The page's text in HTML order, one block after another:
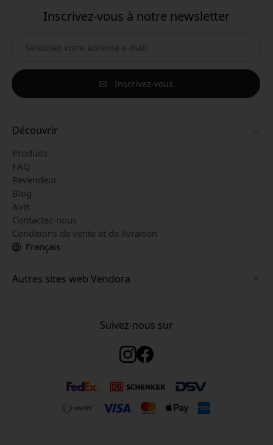
Inscrivez-vous à notre newsletter
Inscrivez-vous
Découvrir
Produits
FAQ
Revendeur
Blog
Avis
Contactez-nous
Conditions de vente et de livraison
Français
Autres sites web Vendora
www.plaud.se
Suivez-nous sur